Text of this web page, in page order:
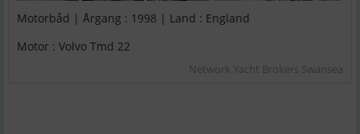
Motorbåd | Årgang : 1998 | Land : England
Motor : Volvo Tmd 22
Network Yacht Brokers Swansea